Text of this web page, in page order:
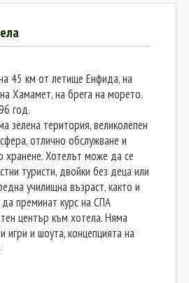
45 км от летище Енфида, на
Хамамет, на брега на морето.
год.
зелена територия, великолепен
отлично обслужване и
хранене. Хотелът може да се
туристи, двойки без деца или
училищна възраст, както и
да преминат курс на СПА
център към хотела. Няма
игри и шоута, концепцията на